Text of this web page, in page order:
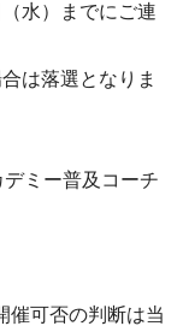
水）までにご連
は落選となりま
デミー普及コーチ
催可否の判断は当